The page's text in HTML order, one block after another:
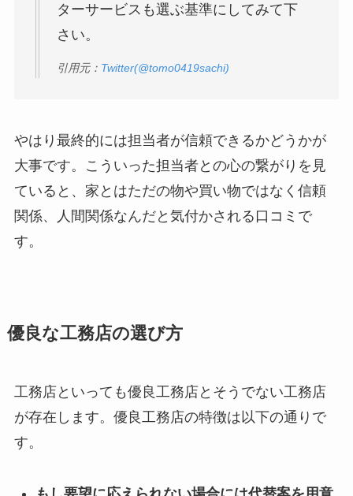
ターサービスも選ぶ基準にしてみて下
さい。
引用元： Twitter(@tomo0419sachi)
やはり最終的には担当者が信頼できるかどうかが
大事です。こういった担当者との心の繋がりを見
ていると、家とはただの物や買い物ではなく信頼
関係、人間関係なんだと気付かされる口コミで
す。
優良な工務店の選び方
工務店といっても優良工務店とそうでない工務店
が存在します。優良工務店の特徴は以下の通りで
す。